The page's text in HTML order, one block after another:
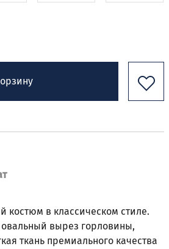
костюм в классическом стиле.
вырез горловины,
ткань премиального качества